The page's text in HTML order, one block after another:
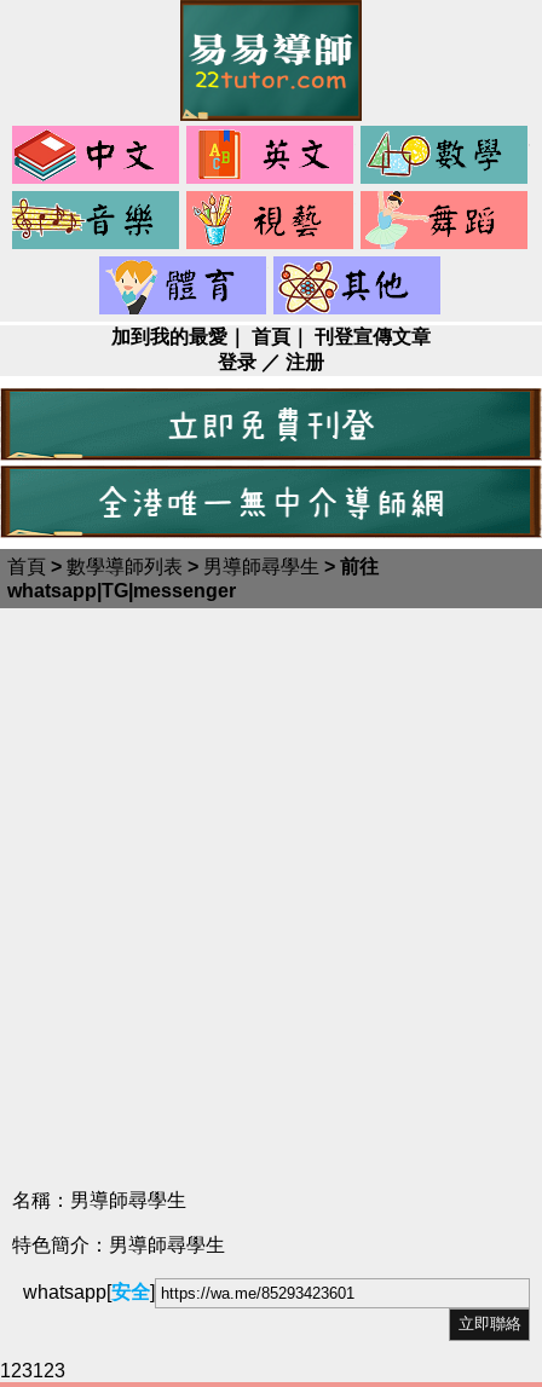
中
文
音
藝
健
身
加到我的最愛 首頁
刊登宣傳文章
登录 ／ 注册
首頁 > 數學導師列表 > 男導師尋學生 > 前往
whatsapp|TG|messenger
名稱：男導師尋學生
特色簡介：男導師尋學生
whatsapp[安全]
123123